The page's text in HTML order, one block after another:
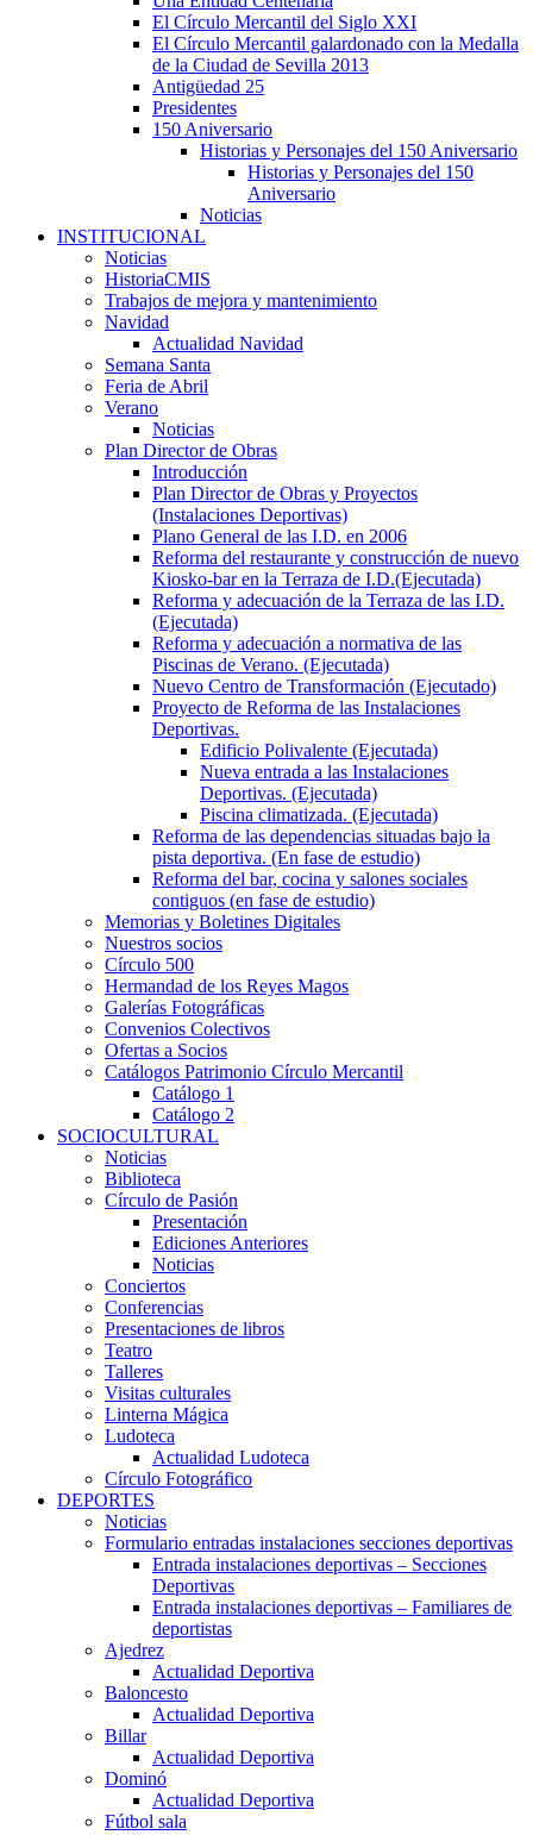
El Círculo Mercantil del Siglo XXI
El Círculo Mercantil galardonado con la Medalla
de la Ciudad de Sevilla 2013
Antigüedad 25
Presidentes
150 Aniversario
Historias y Personajes del 150 Aniversario
Historias y Personajes del 150
Aniversario
Noticias
INSTITUCIONAL
Noticias
HistoriaCMIS
Trabajos de mejora y mantenimiento
Navidad
Actualidad Navidad
Semana Santa
Feria de Abril
Verano
Noticias
Plan Director de Obras
Introducción
Plan Director de Obras y Proyectos
(Instalaciones Deportivas)
Plano General de las I.D. en 2006
Reforma del restaurante y construcción de nuevo
Kiosko-bar en la Terraza de I.D.(Ejecutada)
Reforma y adecuación de la Terraza de las I.D.
(Ejecutada)
Reforma y adecuación a normativa de las
Piscinas de Verano. (Ejecutada)
Nuevo Centro de Transformación (Ejecutado)
Proyecto de Reforma de las Instalaciones
Deportivas.
Edificio Polivalente (Ejecutada)
Nueva entrada a las Instalaciones
Deportivas. (Ejecutada)
Piscina climatizada. (Ejecutada)
Reforma de las dependencias situadas bajo la
pista deportiva. (En fase de estudio)
Reforma del bar, cocina y salones sociales
contiguos (en fase de estudio)
Memorias y Boletines Digitales
Nuestros socios
Círculo 500
Hermandad de los Reyes Magos
Galerías Fotográficas
Convenios Colectivos
Ofertas a Socios
Catálogos Patrimonio Círculo Mercantil
Catálogo 1
Catálogo 2
SOCIOCULTURAL
Noticias
Biblioteca
Círculo de Pasión
Presentación
Ediciones Anteriores
Noticias
Conciertos
Conferencias
Presentaciones de libros
Teatro
Talleres
Visitas culturales
Linterna Mágica
Ludoteca
Actualidad Ludoteca
Círculo Fotográfico
DEPORTES
Noticias
Formulario entradas instalaciones secciones deportivas
Entrada instalaciones deportivas – Secciones
Deportivas
Entrada instalaciones deportivas – Familiares de
deportistas
Ajedrez
Actualidad Deportiva
Baloncesto
Actualidad Deportiva
Billar
Actualidad Deportiva
Dominó
Actualidad Deportiva
Fútbol sala